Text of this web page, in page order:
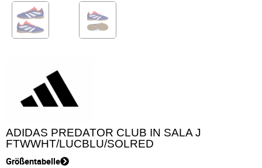
ADIDAS PREDATOR CLUB IN SALA J
FTWWHT/LUCBLU/SOLRED
Größentabelle